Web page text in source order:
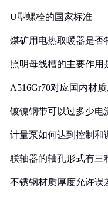
U型螺栓的国家标准
煤矿用电热取暖器是否
照明母线槽的主要作用
A516Gr70对应国内材
镀镍钢带可以过多少电
计量泵如何达到控制和
联轴器的轴孔形式有三
不锈钢材质厚度允许误